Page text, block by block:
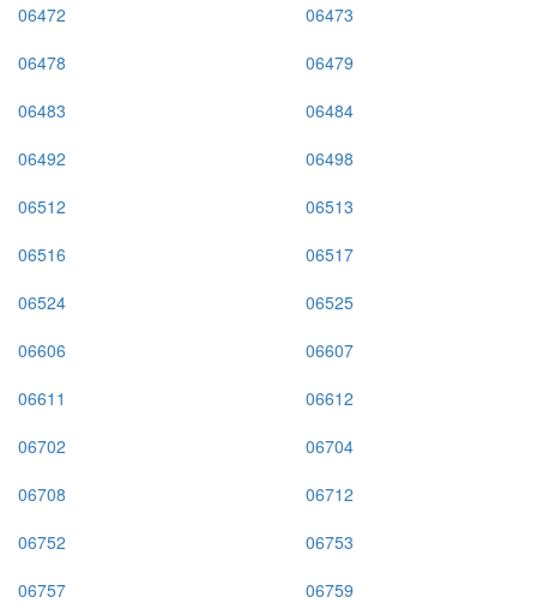
06472
06473
06478
06479
06483
06484
06492
06498
06512
06513
06516
06517
06524
06525
06606
06607
06611
06612
06702
06704
06708
06712
06752
06753
06757
06759